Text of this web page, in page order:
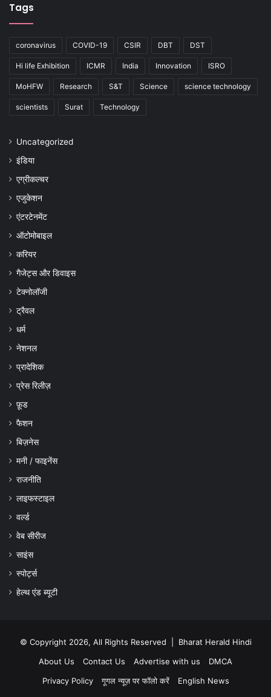
Tags
coronavirus COVID-19 CSIR DBT DST
Hi life Exhibition ICMR India Innovation ISRO
MoHFW Research S&T Science science technology
scientists Surat Technology
Uncategorized
इंडिया
एग्रीकल्चर
एजुकेशन
एंटरटेनमेंट
ऑटोमोबाइल
करियर
गैजेट्स और डिवाइस
टेक्नोलॉजी
ट्रैवल
धर्म
नेशनल
प्रादेशिक
प्रेस रिलीज़
फ़ूड
फैशन
बिज़नेस
मनी / फाइनेंस
राजनीति
लाइफस्टाइल
वर्ल्ड
वेब सीरीज
साइंस
स्पोर्ट्स
हेल्थ एंड ब्यूटी
© Copyright 2026, All Rights Reserved | Bharat Herald Hindi
About Us
Contact Us Advertise with us
DMCA
Privacy Policy
गूगल न्यूज़ पर फॉलो करें English News